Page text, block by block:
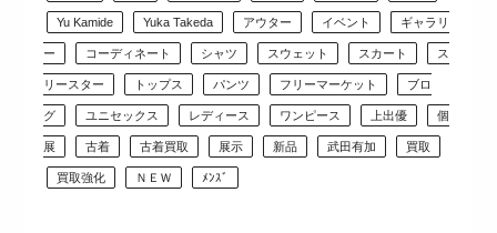
Yu Kamide Yuka Takeda アウター イベント ギャラリ
ー コーディネート シャツ スウェット スカート ス
リースター トップス パンツ フリーマーケット ブロ
グ ユニセックス レディース ワンピース 上出優 個
展 古着 古着買取 展示 新品 武田有加 買取
買取強化 ＮＥＷ ﾒﾝｽﾞ